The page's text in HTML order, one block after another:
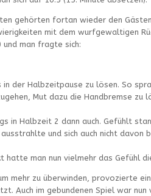
gehörten fortan wieder den
mit dem wurfgewaltigen
und man fragte sich:
der Halbzeitpause zu lösen. So
Mut dazu die Handbremse
in Halbzeit 2 dann auch. Gefühlt
und sich auch nicht davon
hatte man nun vielmehr das Gefühl
mehr zu überwinden, provozierte
Auch im gebundenen Spiel war